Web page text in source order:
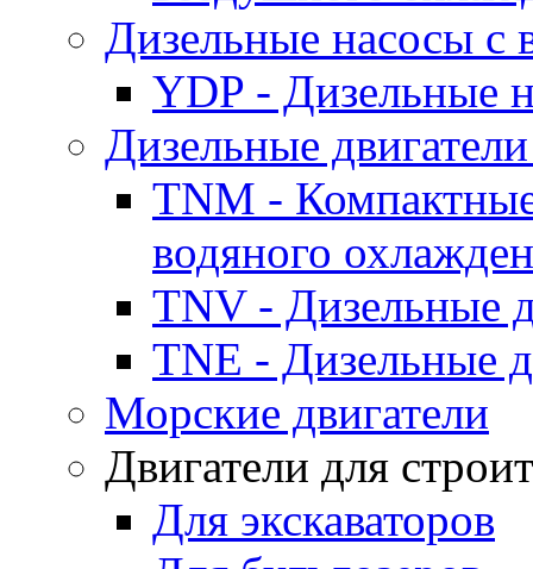
Дизельные насосы
YDP - Дизельные
Дизельные
TNM -
водяного
TNV - Дизельные
TNE - Дизельные
Морские двигатели
Двигатели для
Для экскаваторов